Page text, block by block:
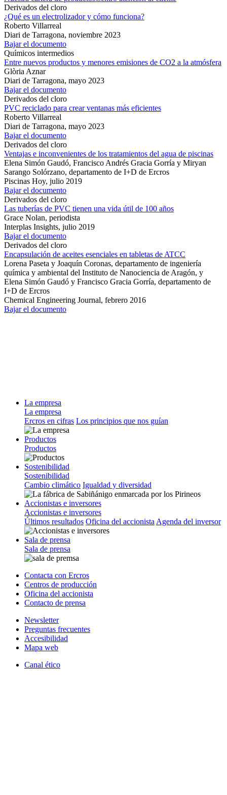
Derivados del cloro
¿Qué es un electrolizador y cómo funciona?
Roberto Villarreal
Diari de Tarragona, noviembre 2023
Bajar el documento
Químicos intermedios
Entre nuevos productos y menores emisiones de CO2 a la atmósfera
Glòria Aznar
Diari de Tarragona, mayo 2023
Bajar el documento
Derivados del cloro
PVC reciclado para crear ventanas más eficientes
Roberto Villarreal
Diari de Tarragona, mayo 2023
Bajar el documento
Derivados del cloro
Ventajas e inconvenientes de los tratamientos del agua de piscinas
Elena Simón Gaudó, Francisco Andrés Gracia Gorría y Miryan
Sarango Solórzano, departamento de I+D de Ercros
Piscinas Hoy, julio 2019
Bajar el documento
Derivados del cloro
Las tuberías de PVC tienen una vida útil de 100 años
Grace Nolan, periodista
Interplas Insights, julio 2019
Bajar el documento
Derivados del cloro
Encapsulación de aceites esenciales en tabletas de ATCC
Lorena Paseta y Joaquín Coronas, departamento de ingeniería
química y ambiental del Instituto de Nanociencia de Aragón, y
Elena Simón Gaudó y Francisco Gracia Gorría, departamento de
I+D de Ercros
Chemical Engineering Journal, febrero 2016
Bajar el documento
La empresa
La empresa
Ercros en cifras Los principios que nos guían
Productos
Productos
Sostenibilidad
Sostenibilidad
Cambio climático Igualdad y diversidad
Accionistas e inversores
Accionistas e inversores
Últimos resultados Oficina del accionista Agenda del inversor
Sala de prensa
Sala de prensa
Contacta con Ercros
Centros de producción
Oficina del accionista
Contacto de prensa
Newsletter
Preguntas frecuentes
Accesibilidad
Mapa web
Canal ético